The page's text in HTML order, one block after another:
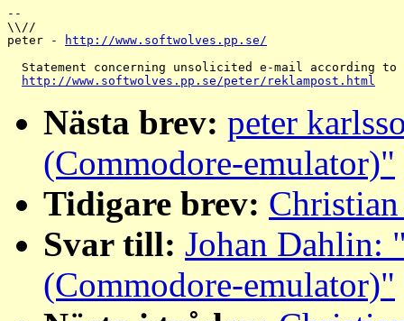
--
\\//
peter -
http://www.softwolves.pp.se/
Statement concerning unsolicited e-mail according to
http://www.softwolves.pp.se/peter/reklampost.html
Nästa brev: peter
(Commodore-emulator)"
Tidigare brev:
Svar till: Johan Dahlin:
(Commodore-emulator)"